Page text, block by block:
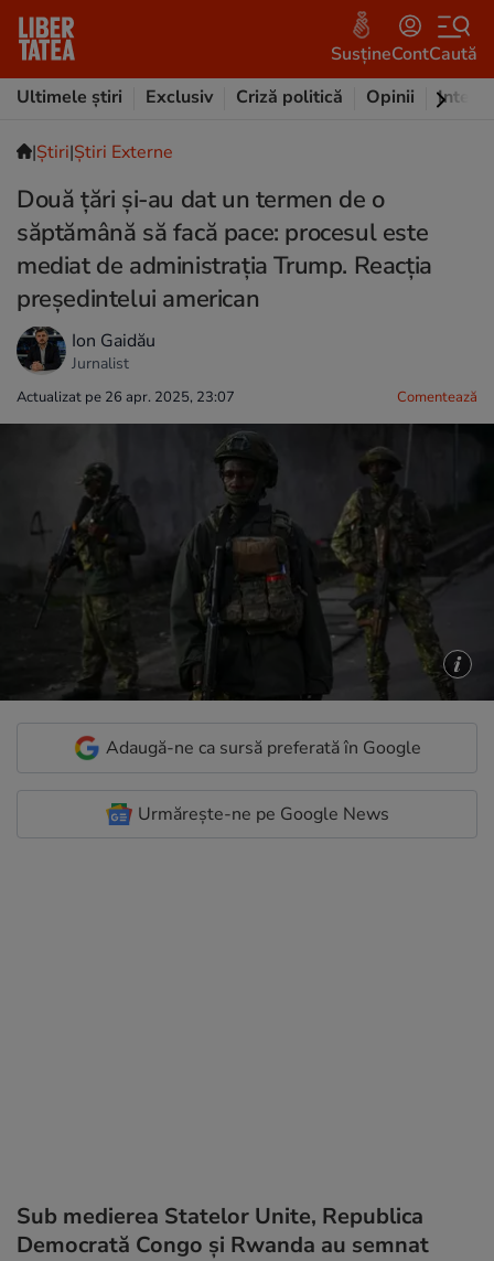
SusțineContCaută
Ultimele știri
Exclusiv Criză politică Opinii
|Ştiri|Știri Externe
Două țări și-au dat un termen de o
săptămână să facă pace: procesul este
mediat de administrația Trump. Reacția
președintelui american
Ion Gaidău
Jurnalist
Actualizat pe 26 apr. 2025, 23:07 Comentează
Adaugă-ne ca sursă preferată în Google
Urmărește-ne pe Google News
Sub medierea Statelor Unite, Republica
Democrată Congo și Rwanda au semnat